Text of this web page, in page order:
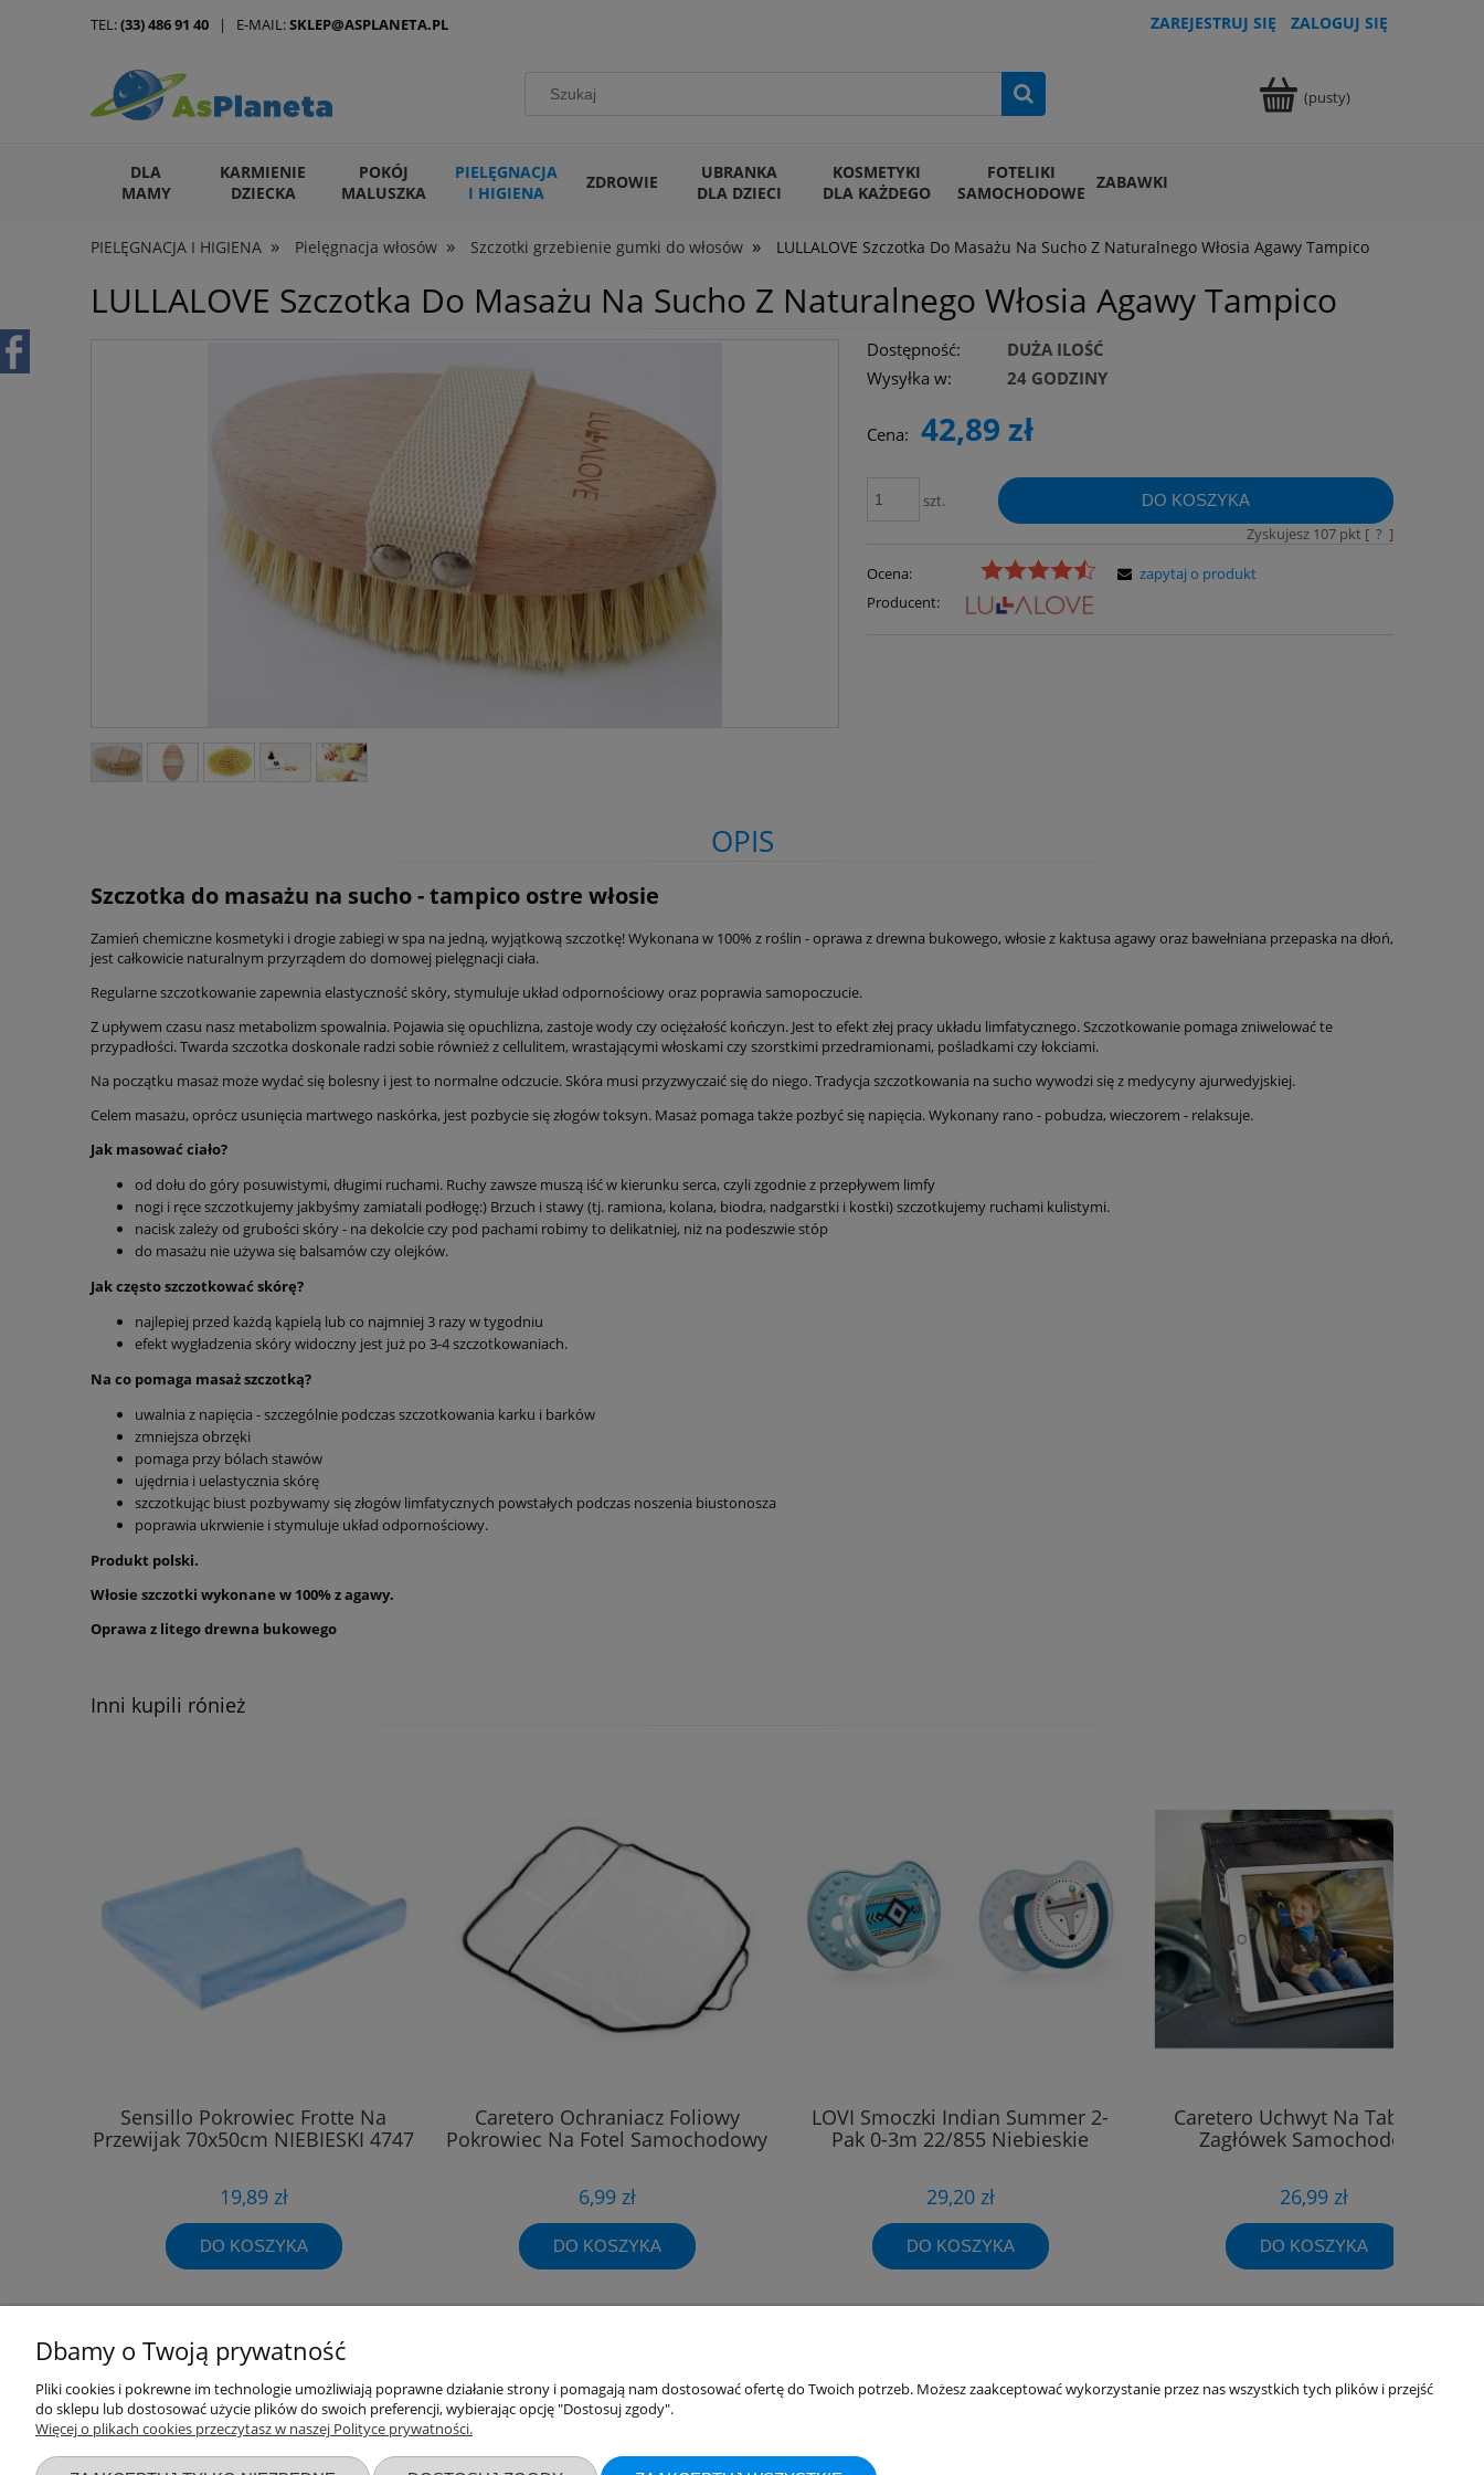
ZAREJESTRUJ SIĘ ZALOGUJ SIĘ
(pusty)
DLA
MAMY
KARMIENIE
DZIECKA
POKÓJ
MALUSZKA
PIELĘGNACJA
I HIGIENA
ZDROWIE
UBRANKA
DLA DZIECI
KOSMETYKI
DLA KAŻDEGO
FOTELIKI
SAMOCHODOWE ZABAWKI
ARTYKUŁY DLA ZWIERZĄT
PIELĘGNACJA I HIGIENA » Pielęgnacja włosów » Szczotki grzebienie gumki do włosów » LULLALOVE Szczotka Do Masażu Na Sucho Z Naturalnego Włosia Agawy Tampico
TEL:(33) 486 91 40 | E-MAIL:SKLEP@ASPLANETA.PL
LULLALOVE Szczotka Do Masażu Na Sucho Z Naturalnego Włosia Agawy Tampico
Dostępność:
DUŻA ILOŚĆ
Wysyłka w:
24 GODZINY
Cena: 42,89 zł
szt. DO KOSZYKA
Zyskujesz 107pkt [ ? ]
Ocena:
Producent:
zapytaj o produkt
OPIS
Szczotka do masażu na sucho - tampico ostre włosie
Zamień chemiczne kosmetyki i drogie zabiegi w spa na jedną, wyjątkową szczotkę! Wykonana w 100% z roślin - oprawa z drewna bukowego, włosie z kaktusa agawy oraz bawełniana przepaska na dłoń,
jest całkowicie naturalnym przyrządem do domowej pielęgnacji ciała.
Regularne szczotkowanie zapewnia elastyczność skóry, stymuluje układ odpornościowy oraz poprawia samopoczucie.
Z upływem czasu nasz metabolizm spowalnia. Pojawia się opuchlizna, zastoje wody czy ociężałość kończyn. Jest to efekt złej pracy układu limfatycznego. Szczotkowanie pomaga zniwelować te
przypadłości. Twarda szczotka doskonale radzi sobie również z cellulitem, wrastającymi włoskami czy szorstkimi przedramionami, pośladkami czy łokciami.
Na początku masaż może wydać się bolesny i jest to normalne odczucie. Skóra musi przyzwyczaić się do niego. Tradycja szczotkowania na sucho wywodzi się z medycyny ajurwedyjskiej.
Celem masażu, oprócz usunięcia martwego naskórka, jest pozbycie się złogów toksyn. Masaż pomaga także pozbyć się napięcia. Wykonany rano - pobudza, wieczorem - relaksuje.
Jak masować ciało?
od dołu do góry posuwistymi, długimi ruchami. Ruchy zawsze muszą iść w kierunku serca, czyli zgodnie z przepływem limfy
nogi i ręce szczotkujemy jakbyśmy zamiatali podłogę:) Brzuch i stawy (tj. ramiona, kolana, biodra, nadgarstki i kostki) szczotkujemy ruchami kulistymi.
nacisk zależy od grubości skóry - na dekolcie czy pod pachami robimy to delikatniej, niż na podeszwie stóp
do masażu nie używa się balsamów czy olejków.
Jak często szczotkować skórę?
najlepiej przed każdą kąpielą lub co najmniej 3 razy w tygodniu
efekt wygładzenia skóry widoczny jest już po 3-4 szczotkowaniach.
Na co pomaga masaż szczotką?
uwalnia z napięcia - szczególnie podczas szczotkowania karku i barków
zmniejsza obrzęki
pomaga przy bólach stawów
ujędrnia i uelastycznia skórę
szczotkując biust pozbywamy się złogów limfatycznych powstałych podczas noszenia biustonosza
poprawia ukrwienie i stymuluje układ odpornościowy.
Produkt polski.
Włosie szczotki wykonane w 100% z agawy.
Oprawa z litego drewna bukowego
Inni kupili rónież
Sensillo Pokrowiec Frotte Na
Przewijak 70x50cm NIEBIESKI 4747
19,89 zł
DO KOSZYKA
Caretero Ochraniacz Foliowy
Pokrowiec Na Fotel Samochodowy
6,99 zł
DO KOSZYKA
LOVI Smoczki Indian Summer 2-
Pak 0-3m 22/855 Niebieskie
29,20 zł
DO KOSZYKA
Caretero Uchwyt Na Tablet Na
Zagłówek Samochodowy
26,99 zł
DO KOSZYKA
Przydatne linki
Nowości
Promocje
Warunki zakupów
Regulaminy
Zwroty i reklamacje
Moje konto
Ustawienia konta
Informacje o sklepie
Dbamy o Twoją prywatność
Pliki cookies i pokrewne im technologie umożliwiają poprawne działanie strony i pomagają nam dostosować ofertę do Twoich potrzeb. Możesz zaakceptować wykorzystanie przez nas wszystkich tych plików i przejść
do sklepu lub dostosować użycie plików do swoich preferencji, wybierając opcję "Dostosuj zgody".
Więcej o plikach cookies przeczytasz w naszej Polityce prywatności.